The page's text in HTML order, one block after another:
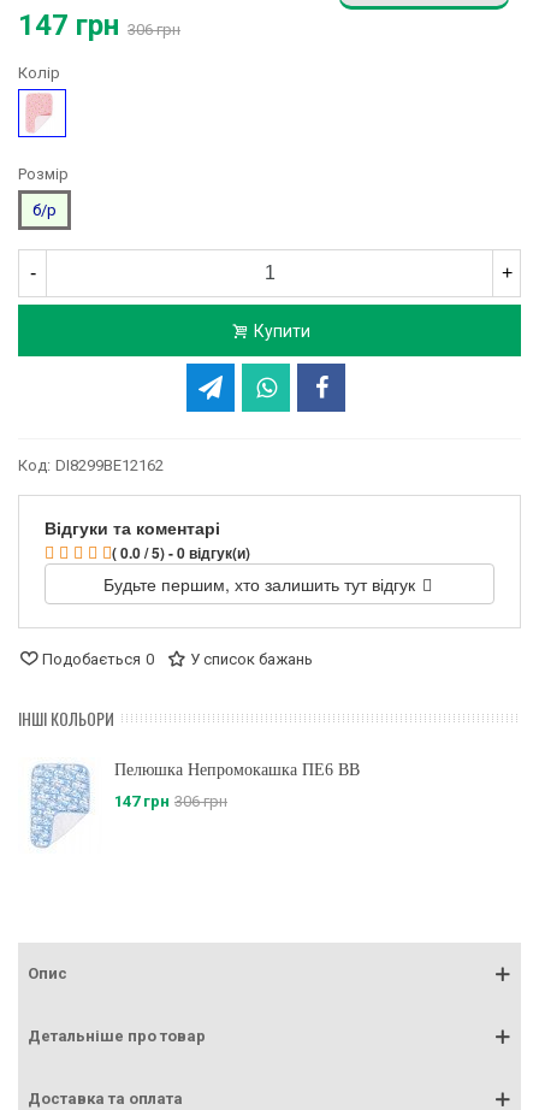
147 грн 306 грн
Колір
Рожевий
Розмір
б/р
- +
Купити
Код: DI8299BE12162
Відгуки та коментарі
( 0.0 / 5) - 0 відгук(и)
Будьте першим, хто залишить тут відгук
Подобається 0 У список бажань
ІНШІ КОЛЬОРИ
Пелюшка Непромокашка ПЕ6 BB
147 грн 306 грн
Опис
Детальніше про товар
Доставка та оплата